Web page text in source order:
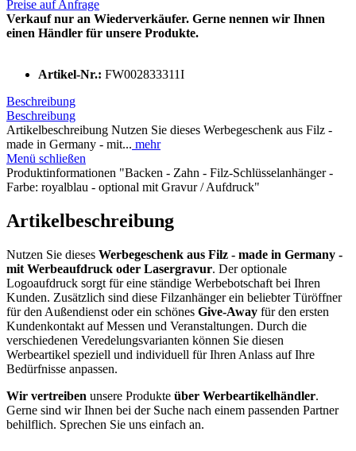
Preise auf Anfrage
Verkauf nur an Wiederverkäufer. Gerne nennen wir Ihnen
einen Händler für unsere Produkte.
Artikel-Nr.: FW002833311I
Beschreibung
Beschreibung
Artikelbeschreibung Nutzen Sie dieses Werbegeschenk aus Filz -
made in Germany - mit... mehr
Menü schließen
Produktinformationen "Backen - Zahn - Filz-Schlüsselanhänger -
Farbe: royalblau - optional mit Gravur / Aufdruck"
Artikelbeschreibung
Nutzen Sie dieses Werbegeschenk aus Filz - made in Germany -
mit Werbeaufdruck oder Lasergravur. Der optionale
Logoaufdruck sorgt für eine ständige Werbebotschaft bei Ihren
Kunden. Zusätzlich sind diese Filzanhänger ein beliebter Türöffner
für den Außendienst oder ein schönes Give-Away für den ersten
Kundenkontakt auf Messen und Veranstaltungen. Durch die
verschiedenen Veredelungsvarianten können Sie diesen
Werbeartikel speziell und individuell für Ihren Anlass auf Ihre
Bedürfnisse anpassen.
Wir vertreiben unsere Produkte über Werbeartikelhändler.
Gerne sind wir Ihnen bei der Suche nach einem passenden Partner
behilflich. Sprechen Sie uns einfach an.